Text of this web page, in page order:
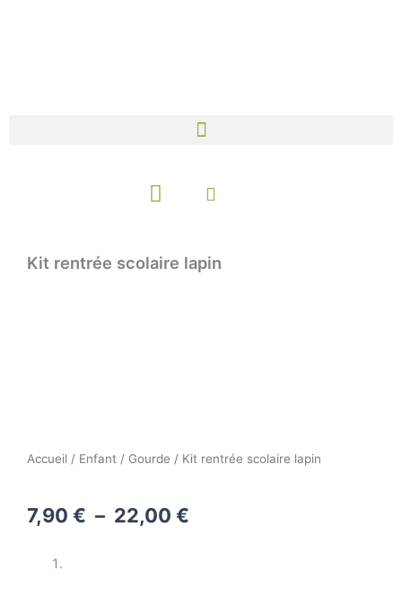
Panier
Kit rentrée scolaire lapin
Accueil / Enfant / Gourde / Kit rentrée scolaire lapin
7,90 € – 22,00 €